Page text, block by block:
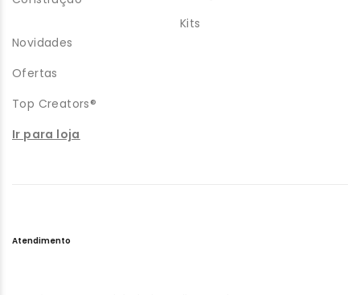
Kits
Novidades
Ofertas
Top Creators®
Ir para loja
Atendimento